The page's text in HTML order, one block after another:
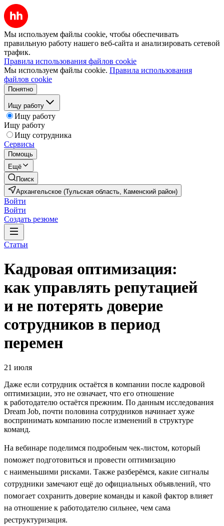
Мы используем файлы cookie, чтобы обеспечивать
правильную работу нашего веб-сайта и анализировать сетевой
трафик.
Правила использования файлов cookie
Мы используем файлы cookie. Правила использования
файлов cookie
Понятно
Ищу работу
Ищу работу
Ищу работу
Ищу сотрудника
Сервисы
Помощь
Ещё
Поиск
Архангельское (Тульская область, Каменский район)
Войти
Войти
Создать резюме
Статьи
Кадровая оптимизация:
как управлять репутацией
и не потерять доверие
сотрудников в период
перемен
21 июля
Даже если сотрудник остаётся в компании после кадровой
оптимизации, это не означает, что его отношение
к работодателю остаётся прежним. По данным исследования
Dream Job, почти половина сотрудников начинает хуже
воспринимать компанию после изменений в структуре
команд.
На вебинаре поделимся подробным чек-листом, который
поможет подготовиться и провести оптимизацию
с наименьшими рисками. Также разберёмся, какие сигналы
сотрудники замечают ещё до официальных объявлений, что
помогает сохранить доверие команды и какой фактор влияет
на отношение к работодателю сильнее, чем сама
реструктуризация.